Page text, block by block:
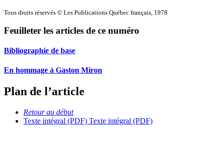
Tous droits réservés © Les Publications Québec français, 1978
Feuilleter les articles de ce numéro
Bibliographie de base
En hommage à Gaston Miron
Plan de l’article
Retour au début
Texte intégral (PDF) Texte intégral (PDF)